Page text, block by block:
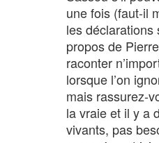
une fois (faut-il
les déclarations
propos de
raconter
lorsque l’on
mais rassurez-
la vraie et il y a
vivants, pas